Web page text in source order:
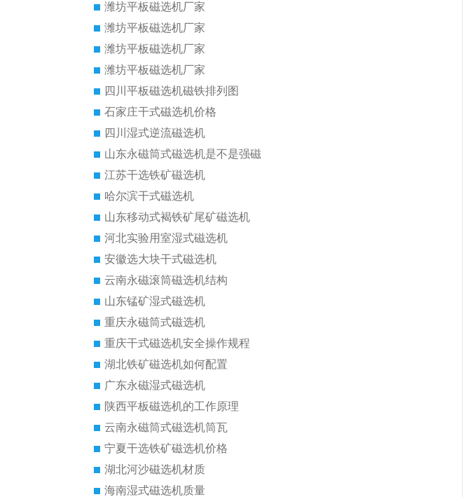
潍坊平板磁选机厂家
潍坊平板磁选机厂家
潍坊平板磁选机厂家
潍坊平板磁选机厂家
四川平板磁选机磁铁排列图
石家庄干式磁选机价格
四川湿式逆流磁选机
山东永磁筒式磁选机是不是强磁
江苏干选铁矿磁选机
哈尔滨干式磁选机
山东移动式褐铁矿尾矿磁选机
河北实验用室湿式磁选机
安徽选大块干式磁选机
云南永磁滚筒磁选机结构
山东锰矿湿式磁选机
重庆永磁筒式磁选机
重庆干式磁选机安全操作规程
湖北铁矿磁选机如何配置
广东永磁湿式磁选机
陕西平板磁选机的工作原理
云南永磁筒式磁选机筒瓦
宁夏干选铁矿磁选机价格
湖北河沙磁选机材质
海南湿式磁选机质量